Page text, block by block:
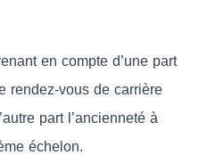
en compte d’une part
rendez-vous de carrière
part l’ancienneté à
échelon.